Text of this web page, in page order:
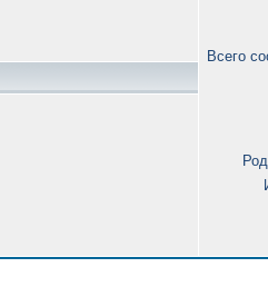
Всего